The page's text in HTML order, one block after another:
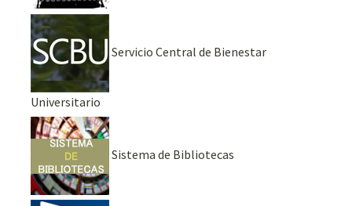
Servicio Central de Bienestar
Universitario
Sistema de Bibliotecas